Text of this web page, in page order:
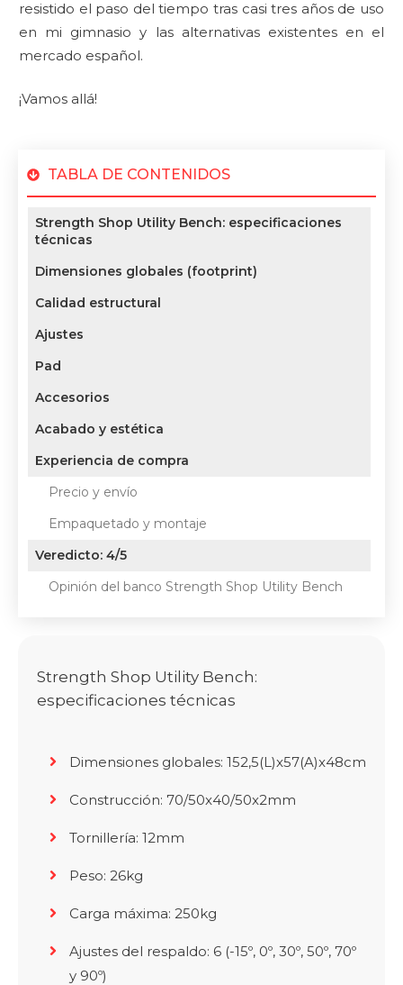
resistido el paso del tiempo tras casi tres años de uso
en mi gimnasio y las alternativas existentes en el
mercado español.
¡Vamos allá!
TABLA DE CONTENIDOS
Strength Shop Utility Bench: especificaciones
técnicas
Dimensiones globales (footprint)
Calidad estructural
Ajustes
Pad
Accesorios
Acabado y estética
Experiencia de compra
Precio y envío
Empaquetado y montaje
Veredicto: 4/5
Opinión del banco Strength Shop Utility Bench
Strength Shop Utility Bench:
especificaciones técnicas
Dimensiones globales: 152,5(L)x57(A)x48cm
Construcción: 70/50x40/50x2mm
Tornillería: 12mm
Peso: 26kg
Carga máxima: 250kg
Ajustes del respaldo: 6 (-15º, 0º, 30º, 50º, 70º
y 90º)